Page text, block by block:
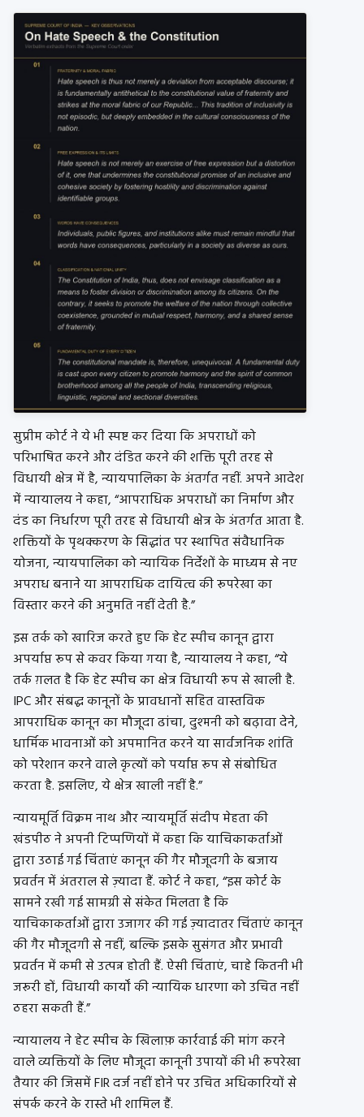
सुप्रीम कोर्ट ने ये भी स्पष्ट कर दिया कि अपराधों को
परिभाषित करने और दंडित करने की शक्ति पूरी तरह से
विधायी क्षेत्र में है, न्यायपालिका के अंतर्गत नहीं. अपने आदेश
में न्यायालय ने कहा, “आपराधिक अपराधों का निर्माण और
दंड का निर्धारण पूरी तरह से विधायी क्षेत्र के अंतर्गत आता है.
शक्तियों के पृथक्करण के सिद्धांत पर स्थापित संवैधानिक
योजना, न्यायपालिका को न्यायिक निर्देशों के माध्यम से नए
अपराध बनाने या आपराधिक दायित्व की रूपरेखा का
विस्तार करने की अनुमति नहीं देती है.”
इस तर्क को खारिज करते हुए कि हेट स्पीच कानून द्वारा
अपर्याप्त रूप से कवर किया गया है, न्यायालय ने कहा, “ये
तर्क ग़लत है कि हेट स्पीच का क्षेत्र विधायी रूप से खाली है.
IPC और संबद्ध कानूनों के प्रावधानों सहित वास्तविक
आपराधिक कानून का मौजूदा ढांचा, दुश्मनी को बढ़ावा देने,
धार्मिक भावनाओं को अपमानित करने या सार्वजनिक शांति
को परेशान करने वाले कृत्यों को पर्याप्त रूप से संबोधित
करता है. इसलिए, ये क्षेत्र खाली नहीं है.”
न्यायमूर्ति विक्रम नाथ और न्यायमूर्ति संदीप मेहता की
खंडपीठ ने अपनी टिप्पणियों में कहा कि याचिकाकर्ताओं
द्वारा उठाई गई चिंताएं कानून की गैर मौजूदगी के बजाय
प्रवर्तन में अंतराल से ज़्यादा हैं. कोर्ट ने कहा, “इस कोर्ट के
सामने रखी गई सामग्री से संकेत मिलता है कि
याचिकाकर्ताओं द्वारा उजागर की गई ज़्यादातर चिंताएं कानून
की गैर मौजूदगी से नहीं, बल्कि इसके सुसंगत और प्रभावी
प्रवर्तन में कमी से उत्पन्न होती हैं. ऐसी चिंताएं, चाहे कितनी भी
जरूरी हों, विधायी कार्यों की न्यायिक धारणा को उचित नहीं
ठहरा सकती हैं.”
न्यायालय ने हेट स्पीच के खिलाफ़ कार्रवाई की मांग करने
वाले व्यक्तियों के लिए मौजूदा कानूनी उपायों की भी रूपरेखा
तैयार की जिसमें FIR दर्ज नहीं होने पर उचित अधिकारियों से
संपर्क करने के रास्ते भी शामिल हैं.